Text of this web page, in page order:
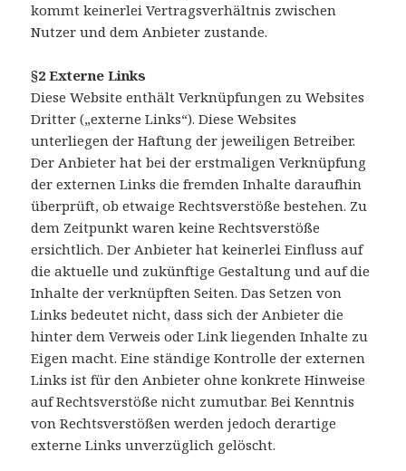
kommt keinerlei Vertragsverhältnis zwischen
Nutzer und dem Anbieter zustande.
§2 Externe Links
Diese Website enthält Verknüpfungen zu Websites
Dritter („externe Links“). Diese Websites
unterliegen der Haftung der jeweiligen Betreiber.
Der Anbieter hat bei der erstmaligen Verknüpfung
der externen Links die fremden Inhalte daraufhin
überprüft, ob etwaige Rechtsverstöße bestehen. Zu
dem Zeitpunkt waren keine Rechtsverstöße
ersichtlich. Der Anbieter hat keinerlei Einfluss auf
die aktuelle und zukünftige Gestaltung und auf die
Inhalte der verknüpften Seiten. Das Setzen von
Links bedeutet nicht, dass sich der Anbieter die
hinter dem Verweis oder Link liegenden Inhalte zu
Eigen macht. Eine ständige Kontrolle der externen
Links ist für den Anbieter ohne konkrete Hinweise
auf Rechtsverstöße nicht zumutbar. Bei Kenntnis
von Rechtsverstößen werden jedoch derartige
externe Links unverzüglich gelöscht.